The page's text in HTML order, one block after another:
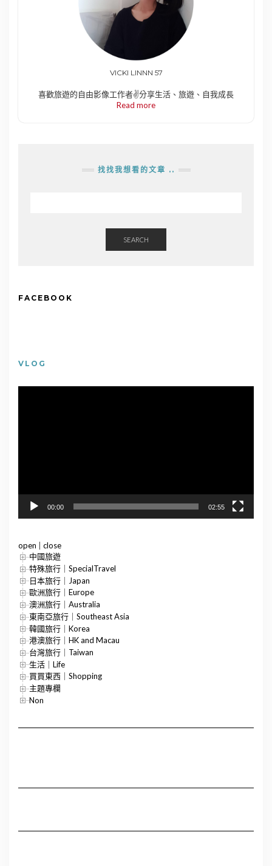
VICKI LINNN 57
喜歡旅遊的自由影像工作者✌️分享生活、旅遊、自我成長
Read more
找找我想看的文章 ..
SEARCH
FACEBOOK
VLOG
00:00 02:55
open
close
中國旅遊
特殊旅行｜SpecialTravel
日本旅行｜Japan
歐洲旅行｜Europe
澳洲旅行｜Australia
東南亞旅行｜Southeast Asia
韓國旅行｜Korea
港澳旅行｜HK and Macau
台灣旅行｜Taiwan
生活｜Life
買買東西｜Shopping
主題專欄
Non